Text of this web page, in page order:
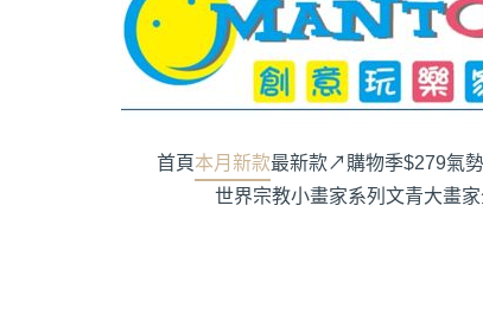
首頁本月新款最新款↗購物季$279氣
世界宗教小畫家系列 文青大畫家